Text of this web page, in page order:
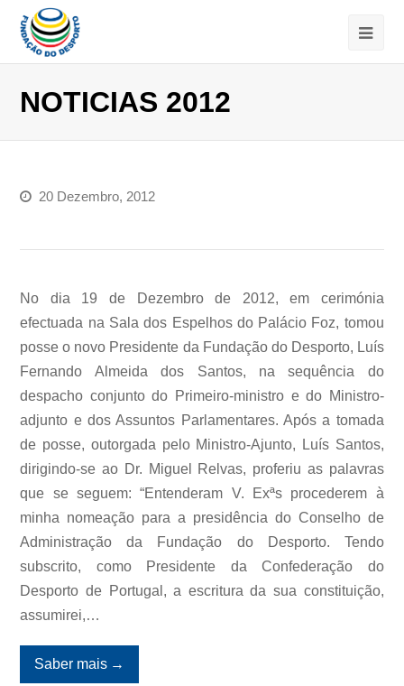
NOTICIAS 2012
20 Dezembro, 2012
No dia 19 de Dezembro de 2012, em cerimónia
efectuada na Sala dos Espelhos do Palácio Foz, tomou
posse o novo Presidente da Fundação do Desporto, Luís
Fernando Almeida dos Santos, na sequência do
despacho conjunto do Primeiro-ministro e do Ministro-
adjunto e dos Assuntos Parlamentares. Após a tomada
de posse, outorgada pelo Ministro-Ajunto, Luís Santos,
dirigindo-se ao Dr. Miguel Relvas, proferiu as palavras
que se seguem: “Entenderam V. Exªs procederem à
minha nomeação para a presidência do Conselho de
Administração da Fundação do Desporto. Tendo
subscrito, como Presidente da Confederação do
Desporto de Portugal, a escritura da sua constituição,
assumirei,…
Saber mais →